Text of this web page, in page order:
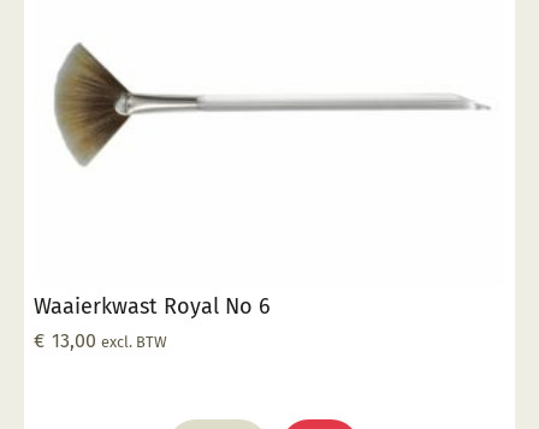
op
Waaierkwast Royal No 6
€ 13,00 excl. BTW